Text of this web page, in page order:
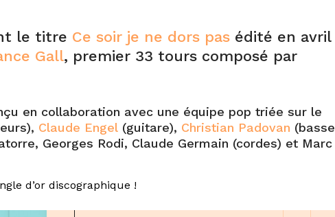
le titre Ce soir je ne dors pas édité en avril
Gall, premier 33 tours composé par
en collaboration avec une équipe pop triée sur le
Claude Engel (guitare), Christian Padovan (basse
Georges Rodi, Claude Germain (cordes) et Marc
d’or discographique !